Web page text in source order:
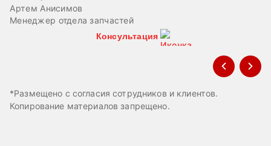
Артем Анисимов
Менеджер отдела запчастей
Консультация
*Размещено с согласия сотрудников и клиентов.
Копирование материалов запрещено.